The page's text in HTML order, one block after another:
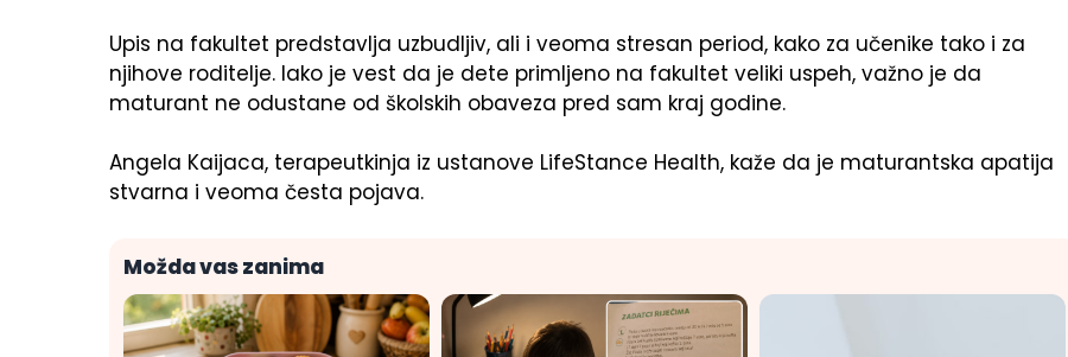
Upis na fakultet predstavlja uzbudljiv, ali i veoma stresan period, kako za učenike tako i za
njihove roditelje. Iako je vest da je dete primljeno na fakultet veliki uspeh, važno je da
maturant ne odustane od školskih obaveza pred sam kraj godine.
Angela Kaijaca, terapeutkinja iz ustanove LifeStance Health, kaže da je maturantska apatija
stvarna i veoma česta pojava.
Možda vas zanima